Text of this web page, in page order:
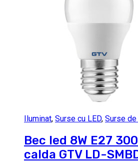
Iluminat, Surse cu LED, Surse
Bec led 8W E27
calda GTV LD-